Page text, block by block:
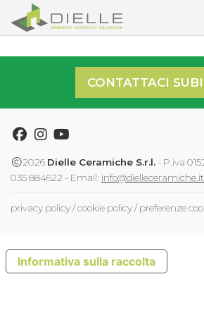
Dielle Ceramiche
CONTATTACI
Facebook
Instagram
Youtube
2026 Dielle Ceramiche S.r.l. - P.iva
035 884622 - Email: info@dielleceramiche.it
privacy policy/cookie policy/preferenze
Informativa sulla raccolta